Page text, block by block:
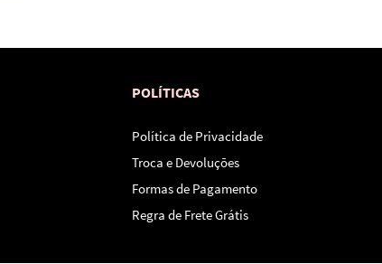
POLÍTICAS
Política de Privacidade
Troca e Devoluções
Formas de Pagamento
Regra de Frete Grátis